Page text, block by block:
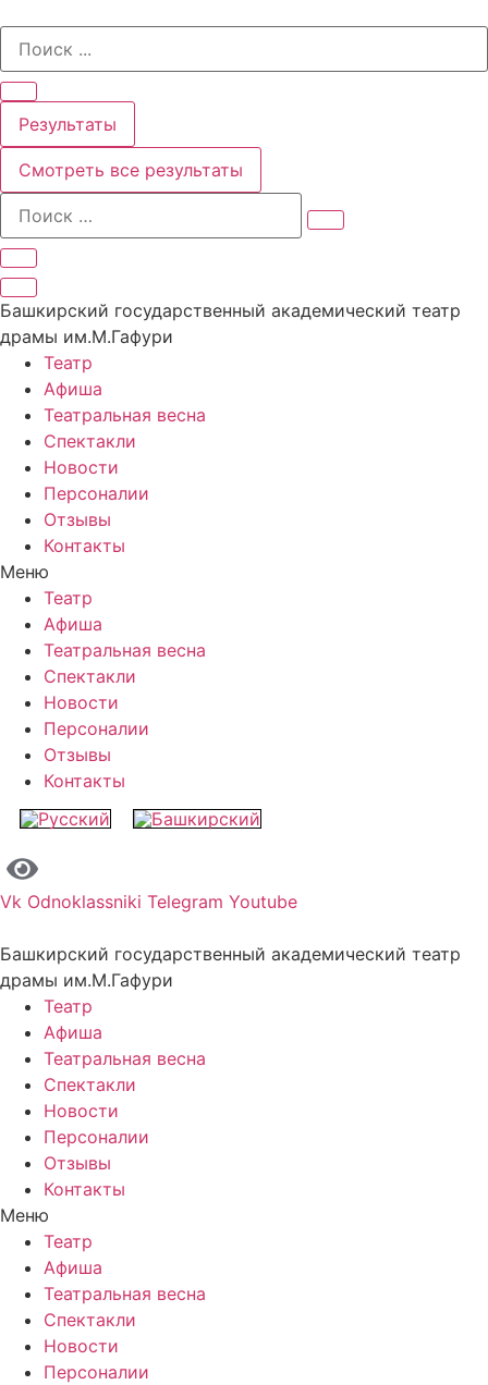
содержимому
Search
Результаты
Смотреть все результаты
Башкирский государственный академический театр
драмы им.М.Гафури
Театр
Афиша
Театральная весна
Спектакли
Новости
Персоналии
Отзывы
Контакты
Меню
Театр
Афиша
Театральная весна
Спектакли
Новости
Персоналии
Отзывы
Контакты
Vk Odnoklassniki Telegram Youtube
Башкирский государственный академический театр
драмы им.М.Гафури
Театр
Афиша
Театральная весна
Спектакли
Новости
Персоналии
Отзывы
Контакты
Меню
Театр
Афиша
Театральная весна
Спектакли
Новости
Персоналии